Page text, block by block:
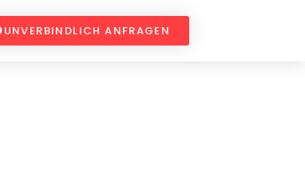
UNVERBINDLICH ANFRAGEN